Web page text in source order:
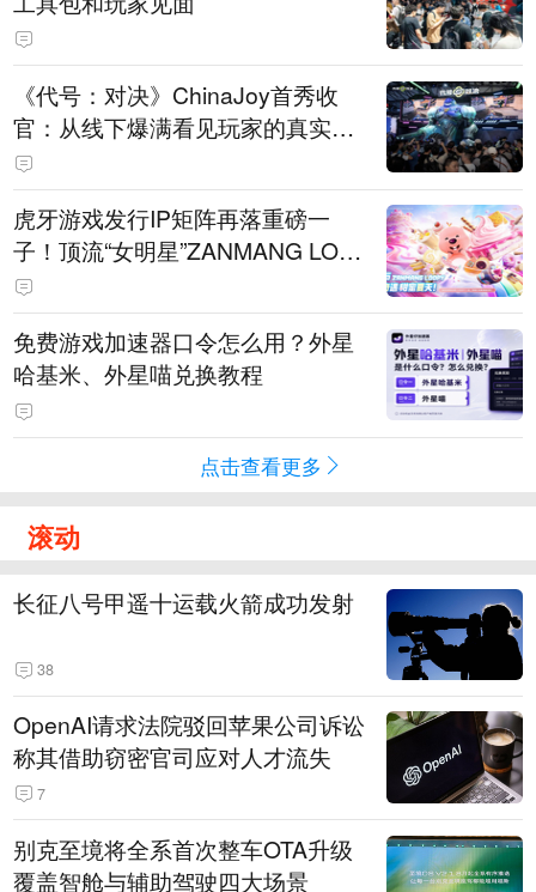
《代号：对决》ChinaJoy首秀收
官：从线下爆满看见玩家的真实期
待
虎牙游戏发行IP矩阵再落重磅一
子！顶流“女明星”ZANMANG LOO
PY 正版3D消除手游《消消奇遇》
惊喜曝光
免费游戏加速器口令怎么用？外星
哈基米、外星喵兑换教程
点击查看更多
滚动
长征八号甲遥十运载火箭成功发射
38
OpenAI请求法院驳回苹果公司诉讼
称其借助窃密官司应对人才流失
7
别克至境将全系首次整车OTA升级
覆盖智舱与辅助驾驶四大场景